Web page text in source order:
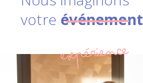
votre événement
expérience